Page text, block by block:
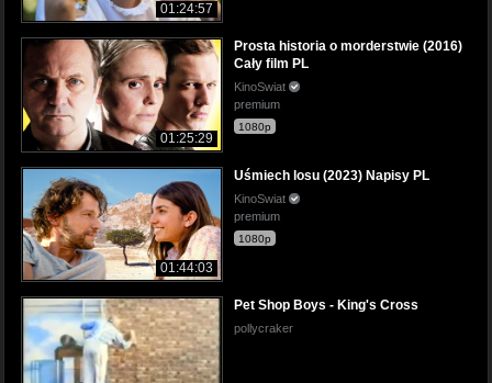
01:24:57
01:25:29
Prosta historia o morderstwie (2016)
Cały film PL
KinoSwiat
premium
1080p
01:44:03
Uśmiech losu (2023) Napisy PL
KinoSwiat
premium
1080p
Pet Shop Boys - King's Cross
pollycraker